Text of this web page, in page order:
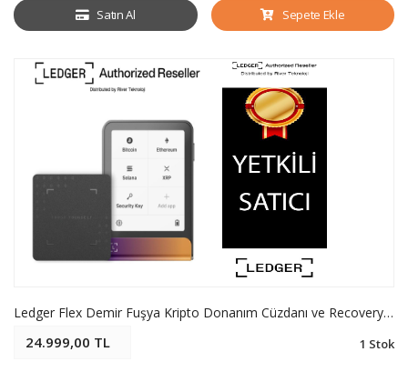
Satın Al Sepete Ekle
Ledger Flex Demir Fuşya Kripto Donanım Cüzdanı ve Recovery Key - Soğuk Cüzdan
24.999,00 TL 1 Stok